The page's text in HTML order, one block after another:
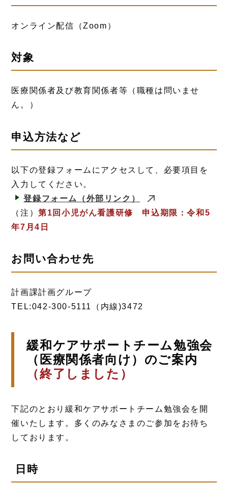
オンライン配信（Zoom）
対象
医療関係者及び教育関係者等（職種は問いませ
ん。）
申込方法など
以下の登録フォームにアクセスして、必要項目を
入力してください。
登録フォーム
（外部リンク）
（注）第1回小児がん看護研修 申込期限：令和5
年7月4日
お問い合わせ先
計画課計画グループ
TEL:042-300-5111（内線)3472
緩和ケアサポートチーム勉強会
（医療関係者向け）のご案内
（終了しました）
下記のとおり緩和ケアサポートチーム勉強会を開
催いたします。多くのみなさまのご参加をお待ち
しております。
日時